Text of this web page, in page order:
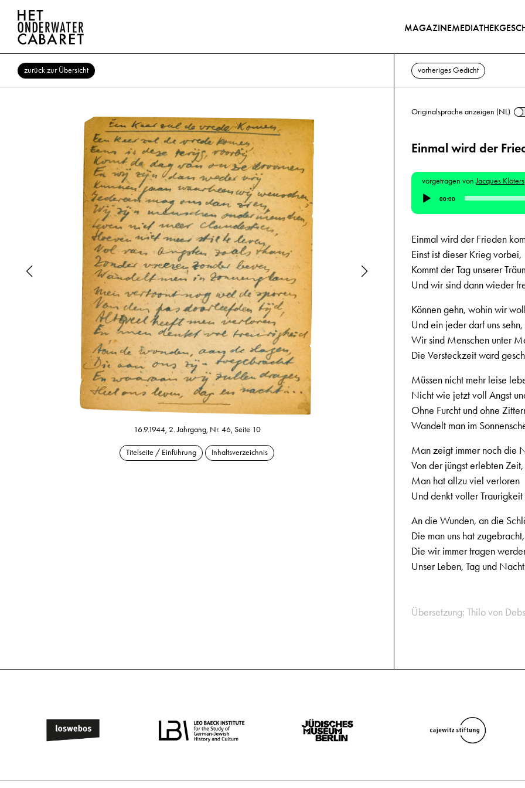
MAGAZINEMEDIATHEK
zurück zur Übersicht
16.9.1944, 2. Jahrgang, Nr. 46, Seite 10
Titelseite / Einführung Inhaltsverzeichnis
vorheriges Gedicht
Originalsprache anzeigen (NL)
Einmal wird der
vorgetragen vonJacques Klöters
Audio-
Player
00:00
Einmal wird der Frieden
Einst ist dieser Krieg vorbei,
Kommt der Tag unserer
Und wir sind dann wieder
Können gehn, wohin wir
Und ein jeder darf uns sehn,
Wir sind Menschen unter
Die Versteckzeit ward
Müssen nicht mehr leise
Nicht wie jetzt voll Angst
Ohne Furcht und ohne
Wandelt man im
Man zeigt immer noch die
Von der jüngst erlebten Zeit,
Man hat allzu viel verloren
Und denkt voller Traurigkeit
An die Wunden, an die
Die man uns hat zugebracht,
Die wir immer tragen
Unser Leben, Tag und
Übersetzung: Thilo von